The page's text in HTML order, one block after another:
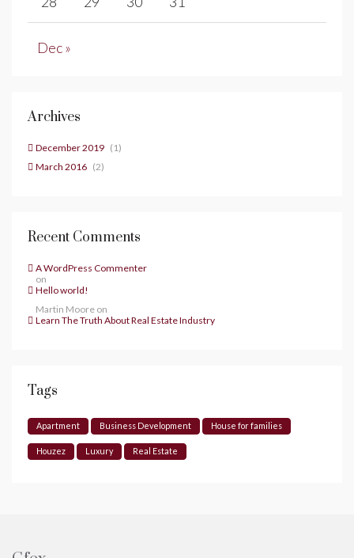
Dec »
Archives
December 2019 (1)
March 2016 (2)
Recent Comments
A WordPress Commenter
on
Hello world!
Martin Moore on
Learn The Truth About Real Estate Industry
Tags
Apartment Business Development House for families
Houzez Luxury Real Estate